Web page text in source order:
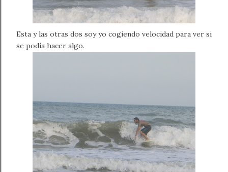
Esta y las otras dos soy yo cogiendo velocidad para ver si
se podía hacer algo.